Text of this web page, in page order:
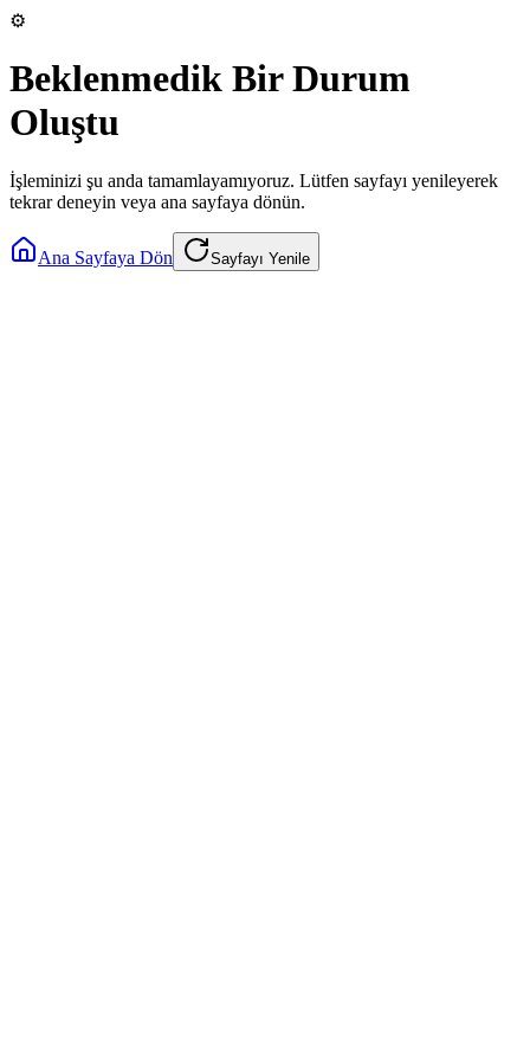
⚙️
Beklenmedik Bir Durum
Oluştu
İşleminizi şu anda tamamlayamıyoruz. Lütfen sayfayı yenileyerek
tekrar deneyin veya ana sayfaya dönün.
Ana Sayfaya Dön Sayfayı Yenile